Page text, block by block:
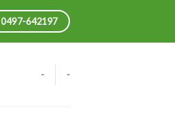
0497-642197
- -